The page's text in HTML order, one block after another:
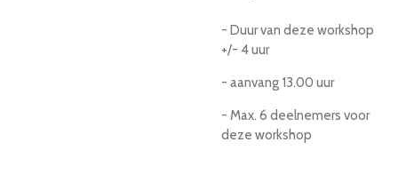
- Duur van deze workshop
+/- 4 uur
- aanvang 13.00 uur
- Max. 6 deelnemers voor
deze workshop